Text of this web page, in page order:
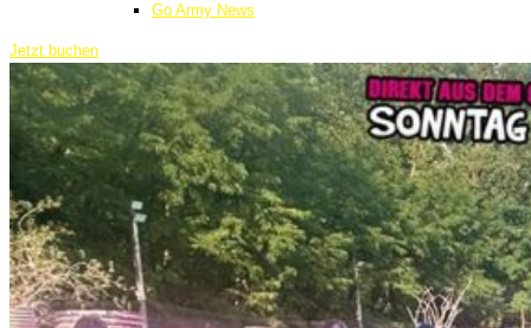
Go Army News
Jetzt buchen